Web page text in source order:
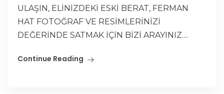
ULAŞIN, ELİNİZDEKİ ESKİ BERAT, FERMAN
HAT FOTOĞRAF VE RESİMLERİNİZİ
DEĞERİNDE SATMAK İÇİN BİZİ ARAYINIZ....
Continue Reading